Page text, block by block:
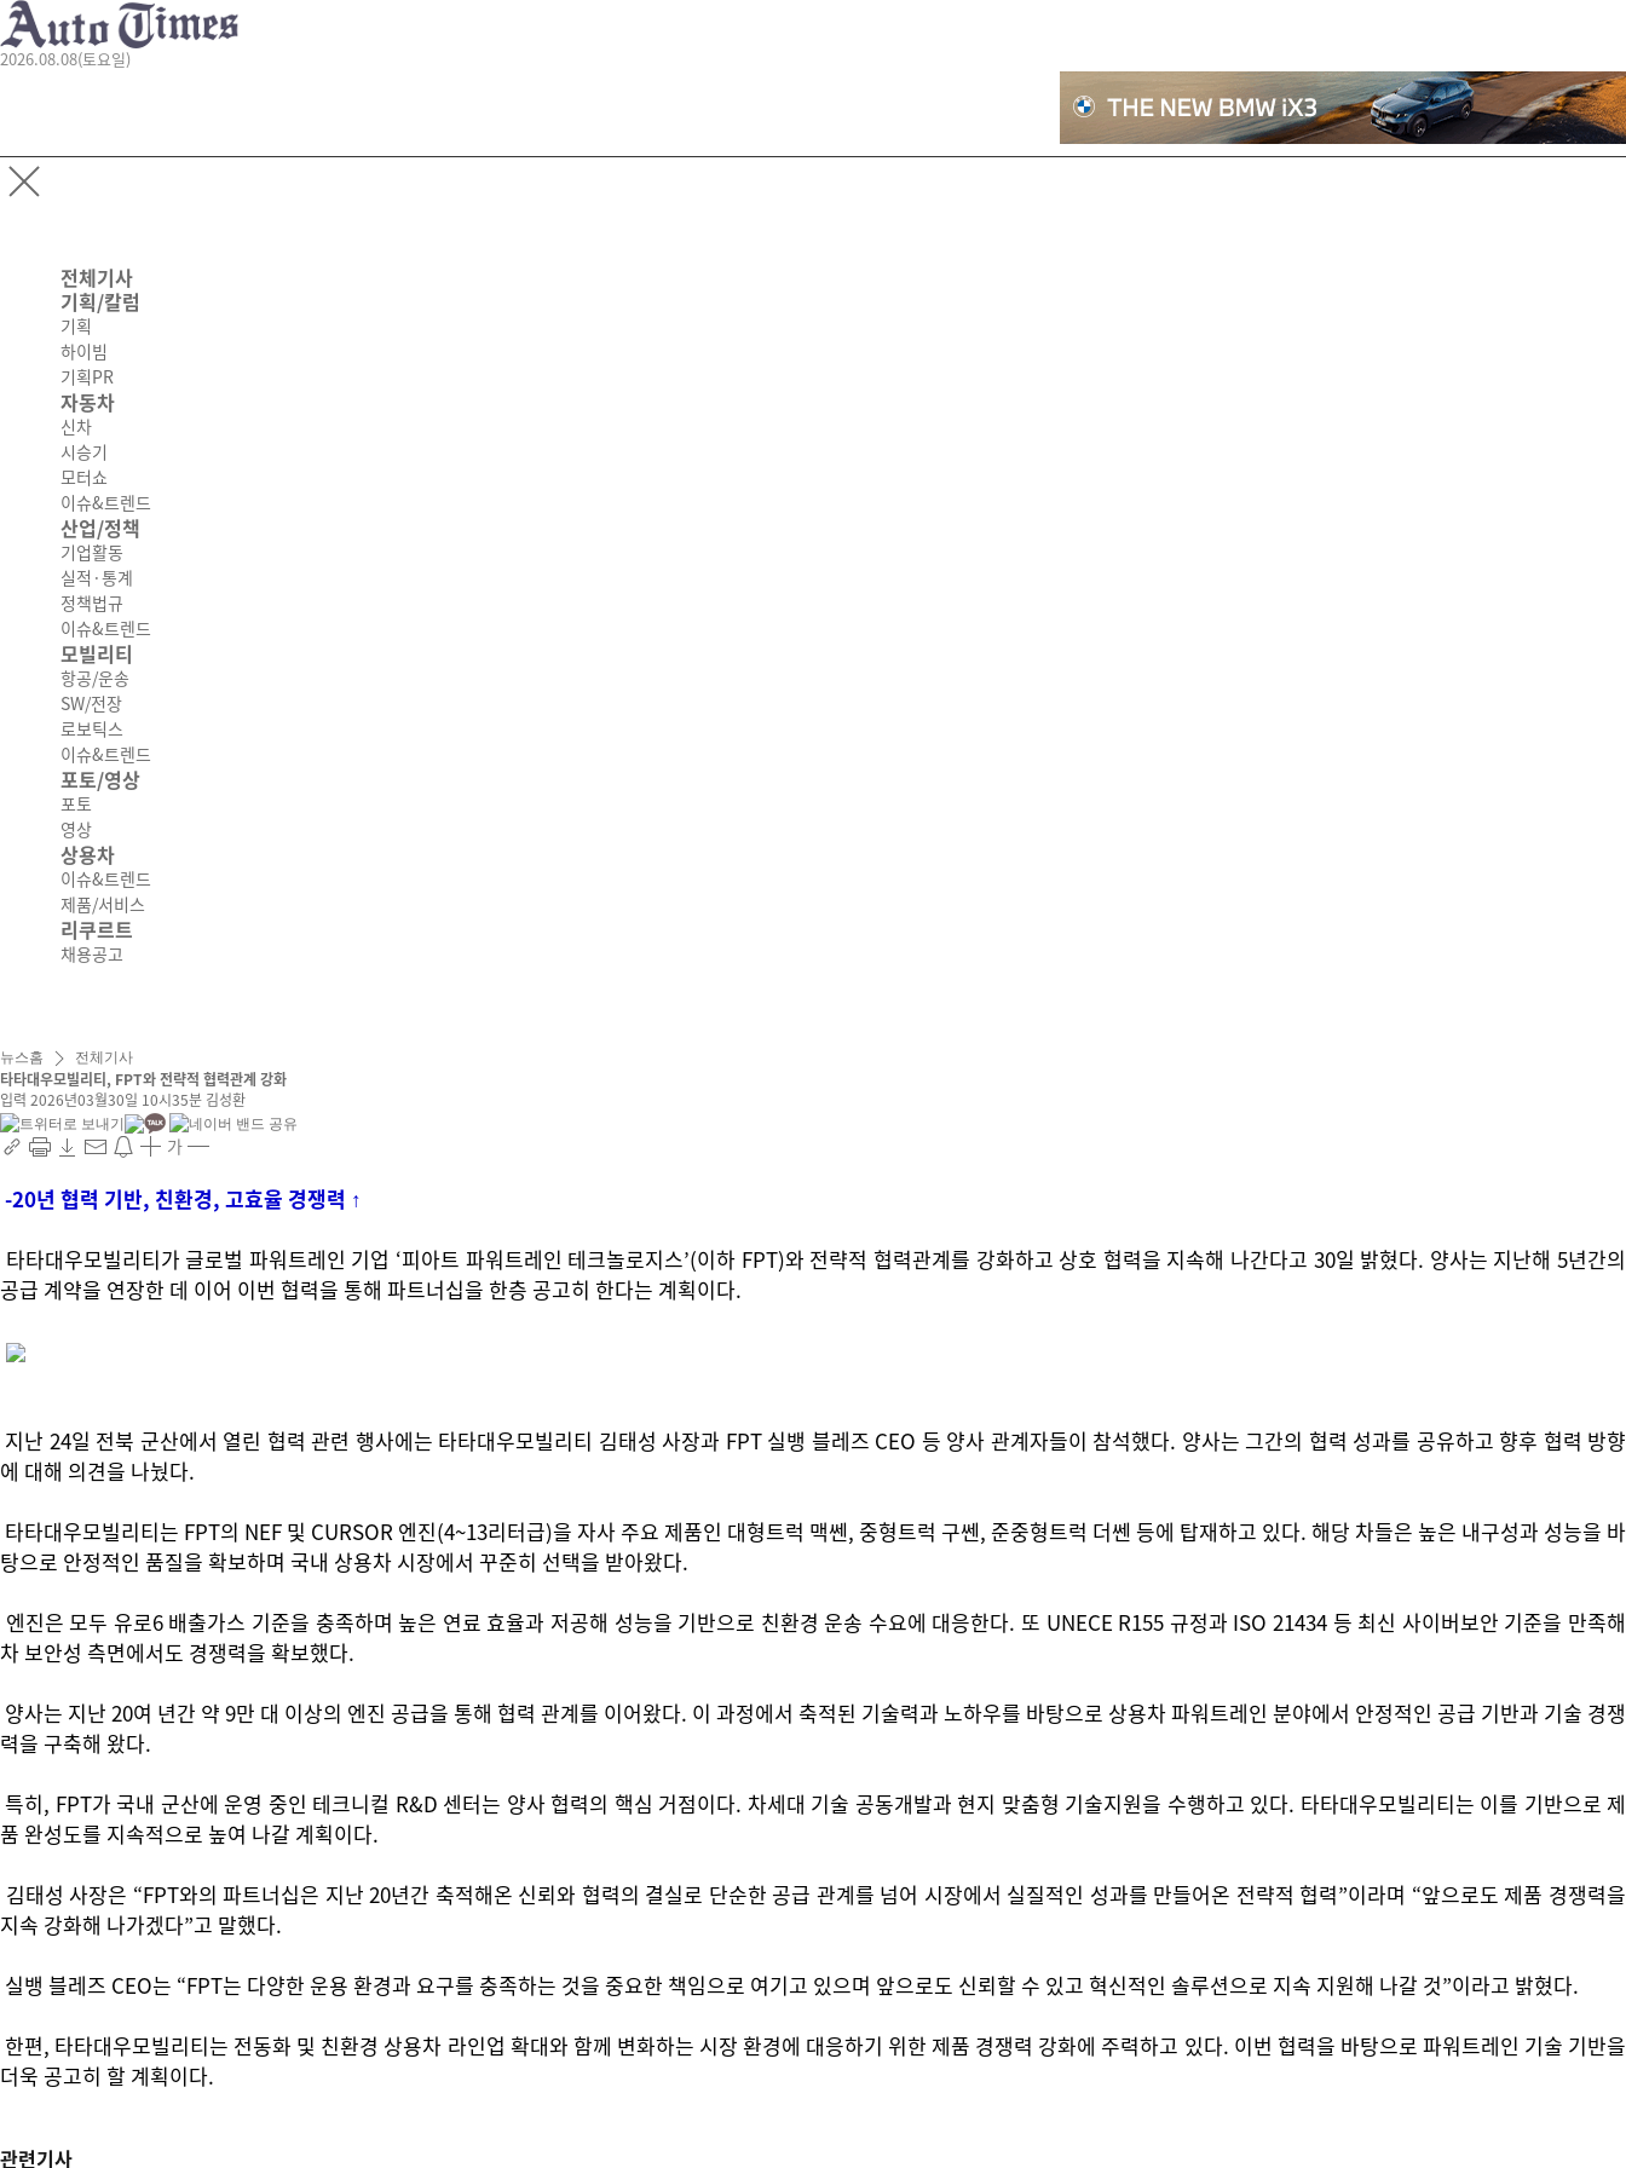
2026.08.08(토요일)
전체기사
기획/칼럼
기획
하이빔
기획PR
자동차
신차
시승기
모터쇼
이슈&트렌드
산업/정책
기업활동
실적·통계
정책법규
이슈&트렌드
모빌리티
항공/운송
SW/전장
로보틱스
이슈&트렌드
포토/영상
포토
영상
상용차
이슈&트렌드
제품/서비스
리쿠르트
채용공고
뉴스홈 전체기사
타타대우모빌리티, FPT와 전략적 협력관계 강화
입력 2026년03월30일 10시35분 김성환
가
-20년 협력 기반, 친환경, 고효율 경쟁력 ↑
타타대우모빌리티가 글로벌 파워트레인 기업 ‘피아트 파워트레인 테크놀로지스’(이하 FPT)와 전략적 협력관계를 강화하고 상호 협력을 지속해 나간다고 30일 밝혔다. 양사는 지난해 5년간의
공급 계약을 연장한 데 이어 이번 협력을 통해 파트너십을 한층 공고히 한다는 계획이다.
지난 24일 전북 군산에서 열린 협력 관련 행사에는 타타대우모빌리티 김태성 사장과 FPT 실뱅 블레즈 CEO 등 양사 관계자들이 참석했다. 양사는 그간의 협력 성과를 공유하고 향후 협력 방향
에 대해 의견을 나눴다.
타타대우모빌리티는 FPT의 NEF 및 CURSOR 엔진(4~13리터급)을 자사 주요 제품인 대형트럭 맥쎈, 중형트럭 구쎈, 준중형트럭 더쎈 등에 탑재하고 있다. 해당 차들은 높은 내구성과 성능을 바
탕으로 안정적인 품질을 확보하며 국내 상용차 시장에서 꾸준히 선택을 받아왔다.
엔진은 모두 유로6 배출가스 기준을 충족하며 높은 연료 효율과 저공해 성능을 기반으로 친환경 운송 수요에 대응한다. 또 UNECE R155 규정과 ISO 21434 등 최신 사이버보안 기준을 만족해
차 보안성 측면에서도 경쟁력을 확보했다.
양사는 지난 20여 년간 약 9만 대 이상의 엔진 공급을 통해 협력 관계를 이어왔다. 이 과정에서 축적된 기술력과 노하우를 바탕으로 상용차 파워트레인 분야에서 안정적인 공급 기반과 기술 경쟁
력을 구축해 왔다.
특히, FPT가 국내 군산에 운영 중인 테크니컬 R&D 센터는 양사 협력의 핵심 거점이다. 차세대 기술 공동개발과 현지 맞춤형 기술지원을 수행하고 있다. 타타대우모빌리티는 이를 기반으로 제
품 완성도를 지속적으로 높여 나갈 계획이다.
김태성 사장은 “FPT와의 파트너십은 지난 20년간 축적해온 신뢰와 협력의 결실로 단순한 공급 관계를 넘어 시장에서 실질적인 성과를 만들어온 전략적 협력”이라며 “앞으로도 제품 경쟁력을
지속 강화해 나가겠다”고 말했다.
실뱅 블레즈 CEO는 “FPT는 다양한 운용 환경과 요구를 충족하는 것을 중요한 책임으로 여기고 있으며 앞으로도 신뢰할 수 있고 혁신적인 솔루션으로 지속 지원해 나갈 것”이라고 밝혔다.
한편, 타타대우모빌리티는 전동화 및 친환경 상용차 라인업 확대와 함께 변화하는 시장 환경에 대응하기 위한 제품 경쟁력 강화에 주력하고 있다. 이번 협력을 바탕으로 파워트레인 기술 기반을
더욱 공고히 할 계획이다.
관련기사